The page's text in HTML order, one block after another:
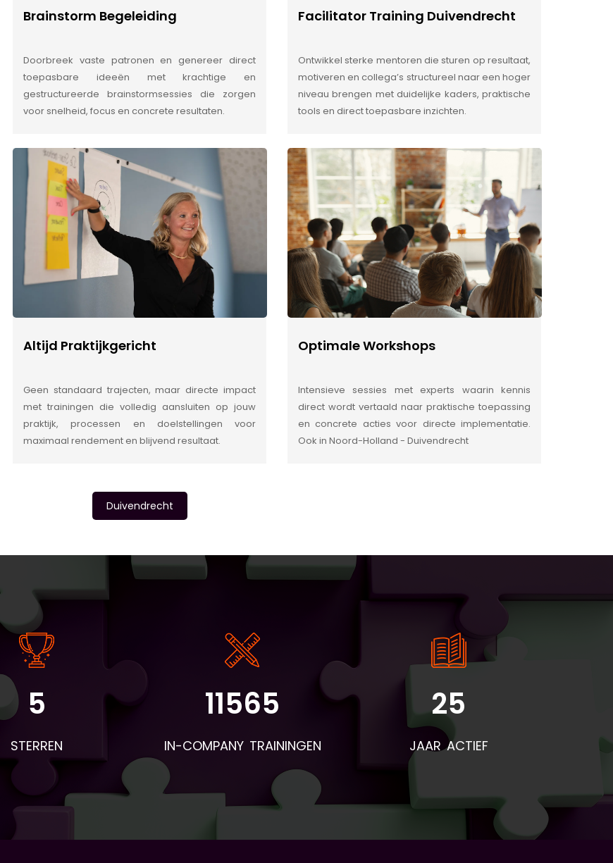
Brainstorm Begeleiding
Doorbreek vaste patronen en genereer direct
toepasbare ideeën met krachtige en
gestructureerde brainstormsessies die zorgen
voor snelheid, focus en concrete resultaten.
Facilitator Training Duivendrecht
Ontwikkel sterke mentoren die sturen op resultaat,
motiveren en collega’s structureel naar een hoger
niveau brengen met duidelijke kaders, praktische
tools en direct toepasbare inzichten.
Altijd Praktijkgericht
Geen standaard trajecten, maar directe impact
met trainingen die volledig aansluiten op jouw
praktijk, processen en doelstellingen voor
maximaal rendement en blijvend resultaat.
Optimale Workshops
Intensieve sessies met experts waarin kennis
direct wordt vertaald naar praktische toepassing
en concrete acties voor directe implementatie.
Ook in Noord-Holland - Duivendrecht
Duivendrecht
informatie: - De instaptoets en intakeformulieren worden
en woordentrainers per post verstuurd. Neem deze
naar de eerste les en geef ze aan de deelnemers. Apart
wordt een envelop verstuurd met naambordjes,
pennen en evaluatieformulieren. - Voor aanvullend
dat geprint moet worden: vraag BV&T hiervoor. - Stuur na
Hierin geef je aan wat als lesstof behandeld is
5
STERREN
11565
IN-COMPANY TRAININGEN
25
JAAR ACTIEF